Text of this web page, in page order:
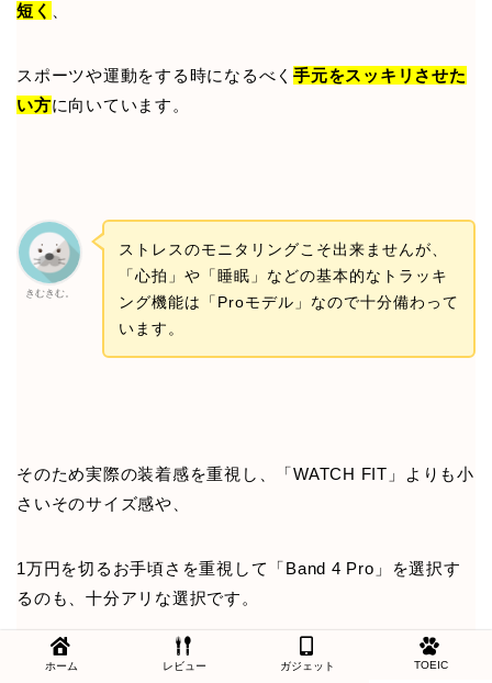
短く
スポーツや運動をする時になるべく手元をスッキリさせた
い方に向いています。
きむきむ。
ストレスのモニタリングこそ出来ませんが、
「心拍」や「睡眠」などの基本的なトラッキ
ング機能は「Proモデル」なので十分備わって
います。
そのため実際の装着感を重視し、「WATCH FIT」よりも小
さいそのサイズ感や、
1万円を切るお手頃さを重視して「Band 4 Pro」を選択す
るのも、十分アリな選択です。
ホーム レビュー ガジェット TOEIC